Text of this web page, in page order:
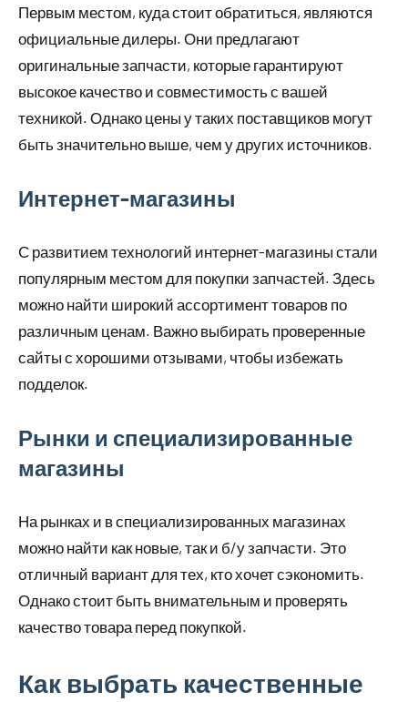
Первым местом, куда стоит обратиться, являются
официальные дилеры. Они предлагают
оригинальные запчасти, которые гарантируют
высокое качество и совместимость с вашей
техникой. Однако цены у таких поставщиков могут
быть значительно выше, чем у других источников.
Интернет-магазины
С развитием технологий интернет-магазины стали
популярным местом для покупки запчастей. Здесь
можно найти широкий ассортимент товаров по
различным ценам. Важно выбирать проверенные
сайты с хорошими отзывами, чтобы избежать
подделок.
Рынки и специализированные
магазины
На рынках и в специализированных магазинах
можно найти как новые, так и б/у запчасти. Это
отличный вариант для тех, кто хочет сэкономить.
Однако стоит быть внимательным и проверять
качество товара перед покупкой.
Как выбрать качественные